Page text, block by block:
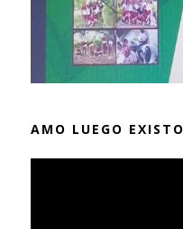
AMO LUEGO EXISTO